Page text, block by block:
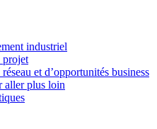
industriel
projet
et d’opportunités business
aller plus loin